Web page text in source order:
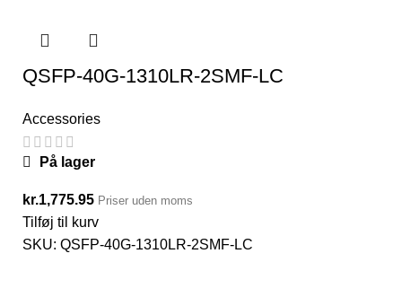
QSFP-40G-1310LR-2SMF-LC
Accessories
På lager
kr.1,775.95 Priser uden moms
Tilføj til kurv
SKU: QSFP-40G-1310LR-2SMF-LC